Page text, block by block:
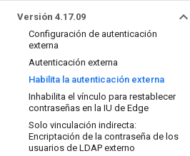
Versión 4.17.09
Configuración de autenticación
externa
Autenticación externa
Habilita la autenticación externa
Inhabilita el vínculo para restablecer
contraseñas en la IU de Edge
Solo vinculación indirecta:
Encriptación de la contraseña de los
usuarios de LDAP externo